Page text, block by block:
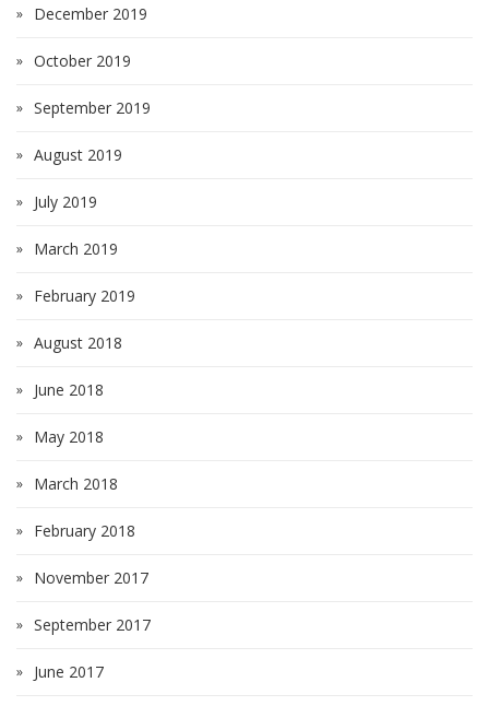
December 2019
October 2019
September 2019
August 2019
July 2019
March 2019
February 2019
August 2018
June 2018
May 2018
March 2018
February 2018
November 2017
September 2017
June 2017